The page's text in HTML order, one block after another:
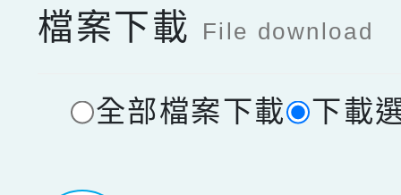
檔案下載 File download
全部檔案下載 下載